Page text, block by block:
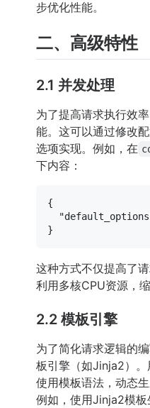
步优化性能。
二、高级特性
2.1 并发处理
为了提高请求执行效
能。这可以通过修改
选项实现。例如，在
下内容：
{
}
这种方式不仅提高了
利用多核CPU资源，缩
2.2 模板引擎
为了简化请求逻辑的
板引擎（如Jinja2）
使用模板语法，动态
例如，使用Jinja2模板